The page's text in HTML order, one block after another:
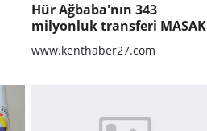
Hür Ağbaba'nın 343
milyonluk transferi MASAK
raporunda! Veli Ağbaba'ya
milyonlar gitmiş
www.kenthaber27.com